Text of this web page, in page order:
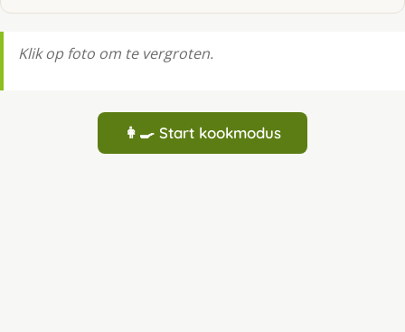
Klik op foto om te vergroten.
👩‍🍳 Start kookmodus